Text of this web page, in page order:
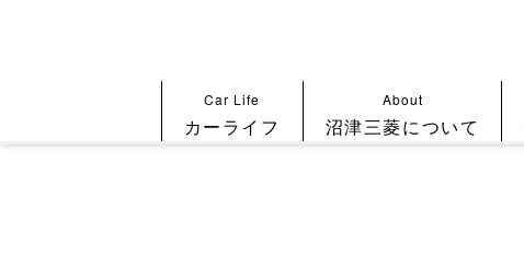
Car Life
カーライフ
About
沼津三菱について